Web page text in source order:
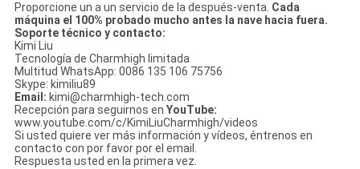
Proporcione un a un servicio de la después-venta. Cada
máquina el 100% probado mucho antes la nave hacia fuera.
Soporte técnico y contacto:
Kimi Liu
Tecnología de Charmhigh limitada
Multitud WhatsApp: 0086 135 106 75756
Skype: kimiliu89
Email: kimi@charmhigh-tech.com
Recepción para seguirnos en YouTube:
www.youtube.com/c/KimiLiuCharmhigh/videos
Si usted quiere ver más información y vídeos, éntrenos en
contacto con por favor por el email.
Respuesta usted en la primera vez.